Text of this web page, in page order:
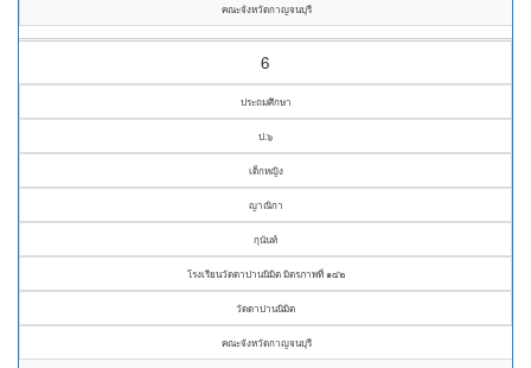
คณะจังหวัดกาญจนบุรี
6
ประถมศึกษา
ป.๖
เด็กหญิง
ญาณิกา
กุนันท์
โรงเรียนวัดดาปานนิมิต มิตรภาพที่ ๑๔๒
วัดดาปานนิมิต
คณะจังหวัดกาญจนบุรี